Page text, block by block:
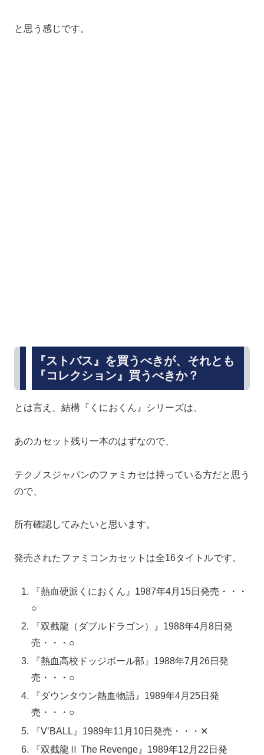
と思う感じです。
『ストバス』を買うべきが、それとも
『コレクション』買うべきか？
とは言え、結構『くにおくん』シリーズは、
あのカセット残り一本のはずなので、
テクノスジャパンのファミカセは持っている方だと思う
ので、
所有確認してみたいと思います。
発売されたファミコンカセットは全16タイトルです。
『熱血硬派くにおくん』1987年4月15日発売・・・
○
『双截龍（ダブルドラゴン）』1988年4月8日発
売・・・○
『熱血高校ドッジボール部』1988年7月26日発
売・・・○
『ダウンタウン熱血物語』1989年4月25日発
売・・・○
『V’BALL』1989年11月10日発売・・・✕
『双截龍Ⅱ The Revenge』1989年12月22日発